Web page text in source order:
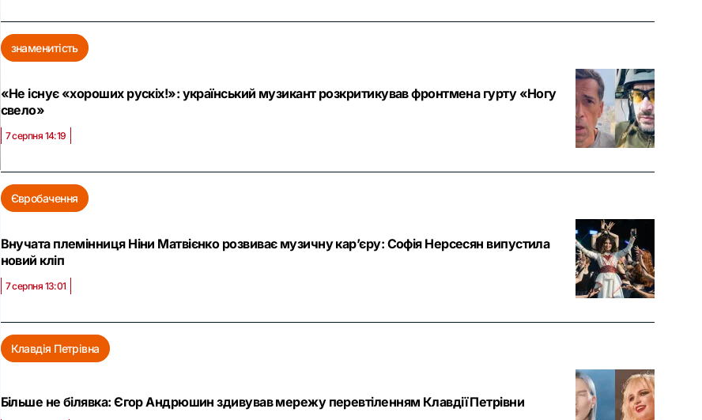
знаменитість
«Не існує «хороших рускіх!»: український музикант розкритикував фронтмена гурту «Ногу
свело»
7 серпня 14:19
Євробачення
Внучата племінниця Ніни Матвієнко розвиває музичну кар’єру: Софія Нерсесян випустила
новий кліп
7 серпня 13:01
Клавдія Петрівна
Більше не білявка: Єгор Андрюшин здивував мережу перевтіленням Клавдії Петрівни